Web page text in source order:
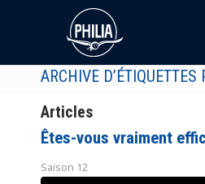
ARCHIVE
Articles
Êtes-vous vraiment
Saison 12